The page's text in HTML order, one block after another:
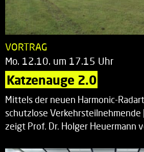
VORTRAG
Mo. 12.10. um 17.15 Uhr
Katzenauge 2.0
Mittels der neuen Harmonic-
schutzlose Verkehrsteilnehmende
zeigt Prof. Dr. Holger Heuermann